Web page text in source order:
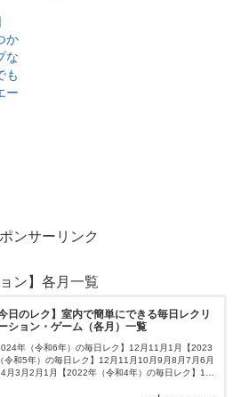
か
な
も
ー
ンサーリンク
ン】各月一覧
今日のレク】室内で簡単にできる毎日レクリ
ション・ゲーム（各月）一覧
年（令和6年）の毎日レク】12月11月1月【2023
令和5年）の毎日レク】12月11月10月9月8月7月6月
月3月2月1月【2022年（令和4年）の毎日レク】12